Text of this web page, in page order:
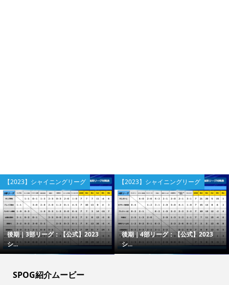
【2023】シャイニングリーグ
後期｜3部リーグ：【公式】2023
シ...
【2023】シャイニングリーグ
後期｜4部リーグ：【公式】2023
シ...
SPOG紹介ムービー